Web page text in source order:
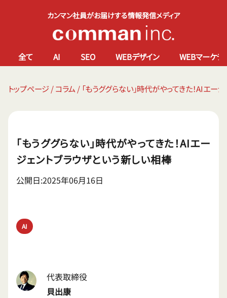
カンマン社員がお届けする情報発信メディア
全て AI SEO WEBデザイン WEBマーケテ
トップページ/コラム / 「もうググらない」時代がやってきた！AIエー
「もうググらない」時代がやってきた！AIエー
ジェントブラウザという新しい相棒
公開日:2025年06月16日
AI
代表取締役
貝出康